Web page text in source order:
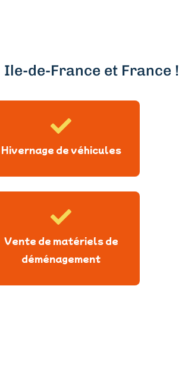
de-France et France !
Hivernage de véhicules
Vente de matériels de
déménagement